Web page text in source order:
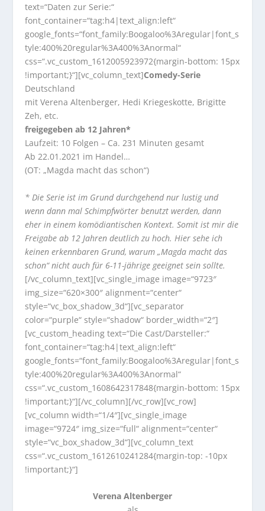
text=“Daten zur Serie:“
font_container=“tag:h4|text_align:left“
google_fonts=“font_family:Boogaloo%3Aregular|font_s
tyle:400%20regular%3A400%3Anormal“
css=“.vc_custom_1612005923972{margin-bottom: 15px
!important;}“][vc_column_text]Comedy-Serie
Deutschland
mit Verena Altenberger, Hedi Kriegeskotte, Brigitte
Zeh, etc.
freigegeben ab 12 Jahren*
Laufzeit: 10 Folgen – Ca. 231 Minuten gesamt
Ab 22.01.2021 im Handel…
(OT: „Magda macht das schon“)
* Die Serie ist im Grund durchgehend nur lustig und
wenn dann mal Schimpfwörter benutzt werden, dann
eher in einem komödiantischen Kontext. Somit ist mir die
Freigabe ab 12 Jahren deutlich zu hoch. Hier sehe ich
keinen erkennbaren Grund, warum „Magda macht das
schon“ nicht auch für 6-11-jährige geeignet sein sollte.
[/vc_column_text][vc_single_image image=“9723″
img_size=“620×300″ alignment=“center“
style=“vc_box_shadow_3d“][vc_separator
color=“purple“ style=“shadow“ border_width=“2″]
[vc_custom_heading text=“Die Cast/Darsteller:“
font_container=“tag:h4|text_align:left“
google_fonts=“font_family:Boogaloo%3Aregular|font_s
tyle:400%20regular%3A400%3Anormal“
css=“.vc_custom_1608642317848{margin-bottom: 15px
!important;}“][/vc_column][/vc_row][vc_row]
[vc_column width=“1/4″][vc_single_image
image=“9724″ img_size=“full“ alignment=“center“
style=“vc_box_shadow_3d“][vc_column_text
css=“.vc_custom_1612610241284{margin-top: -10px
!important;}“]
Verena Altenberger